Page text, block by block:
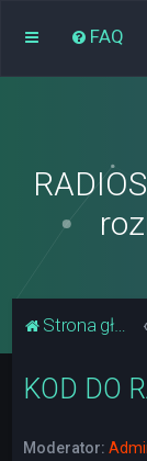
FAQ
Strona główna
KOD DO
Moderator: